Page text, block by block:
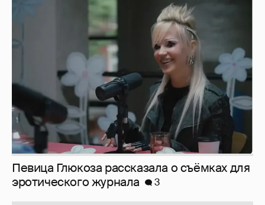
Певица Глюкоза рассказала о съёмках для
эротического журнала
3